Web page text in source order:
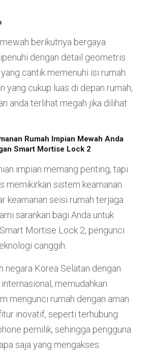
berikutnya bergaya
dengan detail geometris
cantik memenuhi isi rumah.
yang cukup luas di depan rumah,
anda terlihat megah jika dilihat
Rumah Impian Mewah Anda
Smart Mortise Lock 2
impian memang penting, tapi
memikirkan sistem keamanan
keamanan seisi rumah terjaga
sarankan bagi Anda untuk
Mortise Lock 2, pengunci
canggih.
negara Korea Selatan dengan
memudahkan
mengunci rumah dengan aman.
inovatif, seperti terhubung
pemilik, sehingga pengguna
saja yang mengakses.